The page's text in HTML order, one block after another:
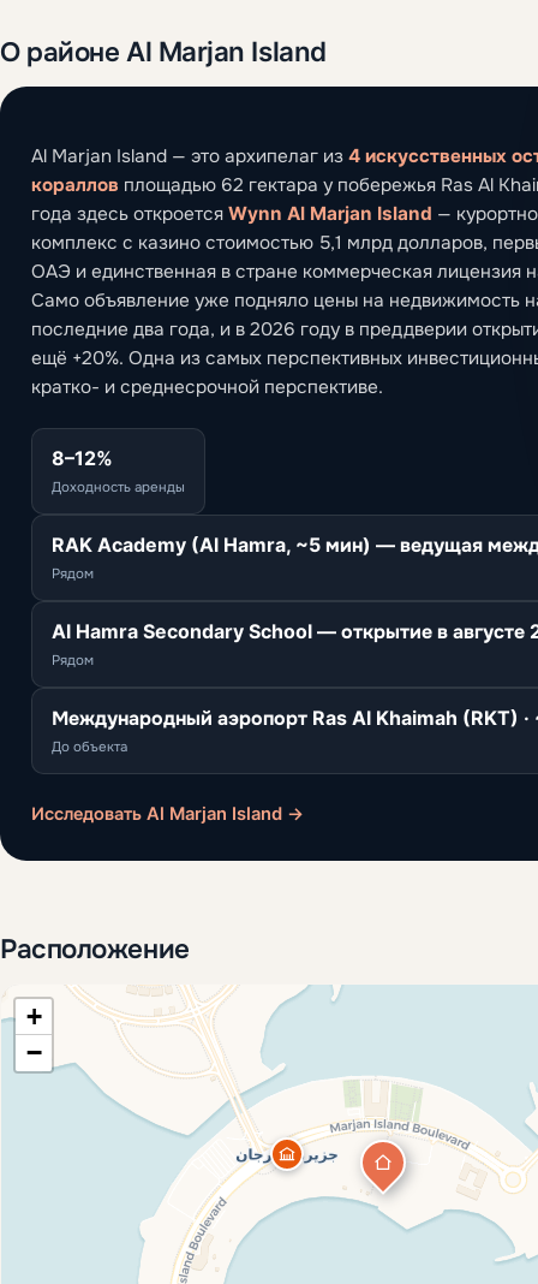
О районе Al Marjan Island
Al Marjan Island — это архипелаг из 4 искусственных
кораллов площадью 62 гектара у побережья Ras Al
года здесь откроется Wynn Al Marjan Island —
комплекс с казино стоимостью 5,1 млрд долларов,
ОАЭ и единственная в стране коммерческая лицензия
Само объявление уже подняло цены на недвижимость
последние два года, и в 2026 году в преддверии
ещё +20%. Одна из самых перспективных
кратко- и среднесрочной перспективе.
8–12%
Доходность аренды
RAK Academy (Al Hamra, ~5 мин) — ведущая
Рядом
Al Hamra Secondary School — открытие в августе
Рядом
Международный аэропорт Ras Al Khaimah (RKT)
До объекта
Исследовать Al Marjan Island →
Расположение
+
−